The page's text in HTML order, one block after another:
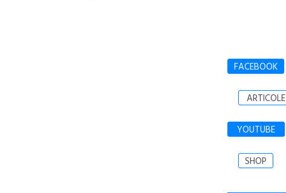
FACEBOOK
ARTICOLE
YOUTUBE
SHOP